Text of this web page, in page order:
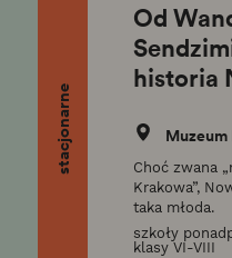
stacjonarne
Od
historia
Choć zwana
Krakowa”,
taka młoda.
szkoły
klasy VI-VIII